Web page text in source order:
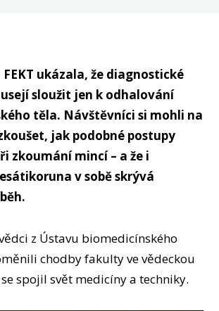
ODBORNÁ ČINNOST
SOUTĚŽE
ukázala, že diagnostické
sloužit jen k odhalování
těla. Návštěvníci si mohli na
jak podobné postupy
zkoumání mincí – a že i
v sobě skrývá
z Ústavu biomedicínského
chodby fakulty ve vědeckou
spojil svět medicíny a techniky.